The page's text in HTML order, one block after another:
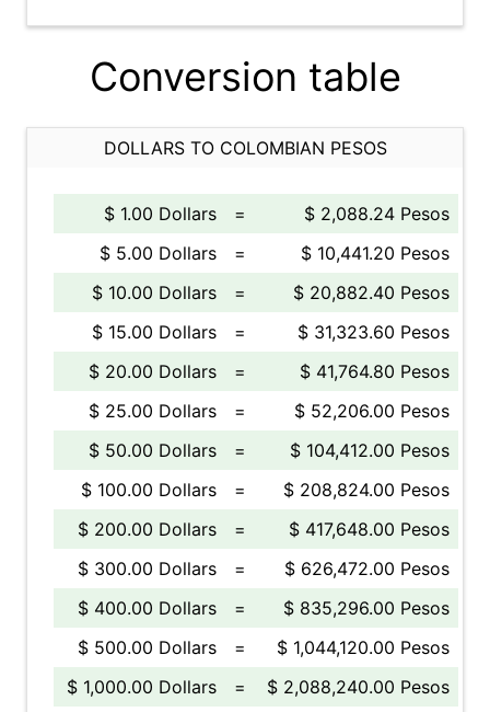
Conversion table
DOLLARS TO COLOMBIAN PESOS
$ 1.00 Dollars =
$ 2,088.24 Pesos
$ 5.00 Dollars
=
$ 10,441.20 Pesos
$ 10.00 Dollars
=
$ 20,882.40 Pesos
$ 15.00 Dollars
=
$ 31,323.60 Pesos
$ 20.00 Dollars
=
$ 41,764.80 Pesos
$ 25.00 Dollars
=
$ 52,206.00 Pesos
$ 50.00 Dollars
=
$ 104,412.00 Pesos
$ 100.00 Dollars
=
$ 208,824.00 Pesos
$ 200.00 Dollars
=
$ 417,648.00 Pesos
$ 300.00 Dollars
=
$ 626,472.00 Pesos
$ 400.00 Dollars
=
$ 835,296.00 Pesos
$ 500.00 Dollars
=
$ 1,044,120.00 Pesos
$ 1,000.00 Dollars
=
$ 2,088,240.00 Pesos